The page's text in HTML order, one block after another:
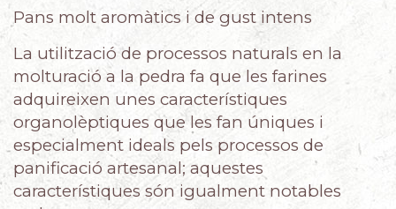
Pans molt aromàtics i de gust intens
La utilització de processos naturals en la
molturació a la pedra fa que les farines
adquireixen unes característiques
organolèptiques que les fan úniques i
especialment ideals pels processos de
panificació artesanal; aquestes
característiques són igualment notables